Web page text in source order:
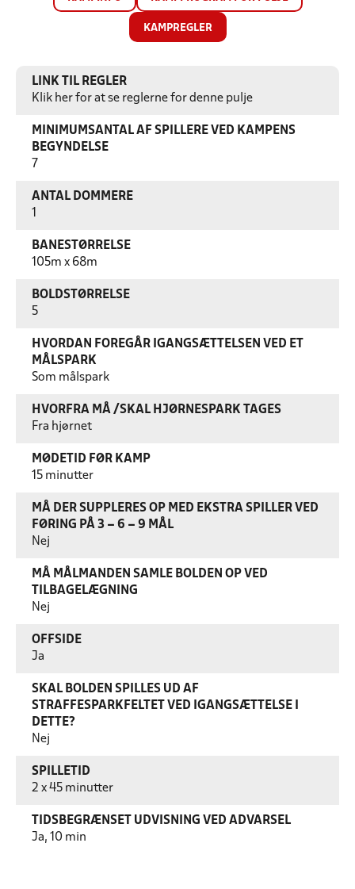
KAMPREGLER
LINK TIL REGLER
Klik her for at se reglerne for denne pulje
MINIMUMSANTAL AF SPILLERE VED KAMPENS
BEGYNDELSE
7
ANTAL DOMMERE
BANESTØRRELSE
105m x 68m
BOLDSTØRRELSE
5
HVORDAN FOREGÅR IGANGSÆTTELSEN VED ET
MÅLSPARK
Som målspark
HVORFRA MÅ /SKAL HJØRNESPARK TAGES
Fra hjørnet
MØDETID FØR KAMP
15 minutter
MÅ DER SUPPLERES OP MED EKSTRA SPILLER VED
FØRING PÅ 3 – 6 – 9 MÅL
Nej
MÅ MÅLMANDEN SAMLE BOLDEN OP VED
TILBAGELÆGNING
Nej
OFFSIDE
Ja
SKAL BOLDEN SPILLES UD AF
STRAFFESPARKFELTET VED IGANGSÆTTELSE I
DETTE?
Nej
SPILLETID
2 x 45 minutter
TIDSBEGRÆNSET UDVISNING VED ADVARSEL
Ja, 10 min